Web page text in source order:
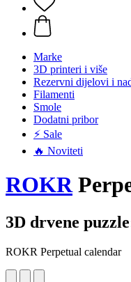
Marke
3D printeri i više
Rezervni dijelovi i
Filamenti
Smole
Dodatni pribor
⚡ Sale
🔥 Noviteti
ROKR
3D drvene
ROKR Perpetual calendar